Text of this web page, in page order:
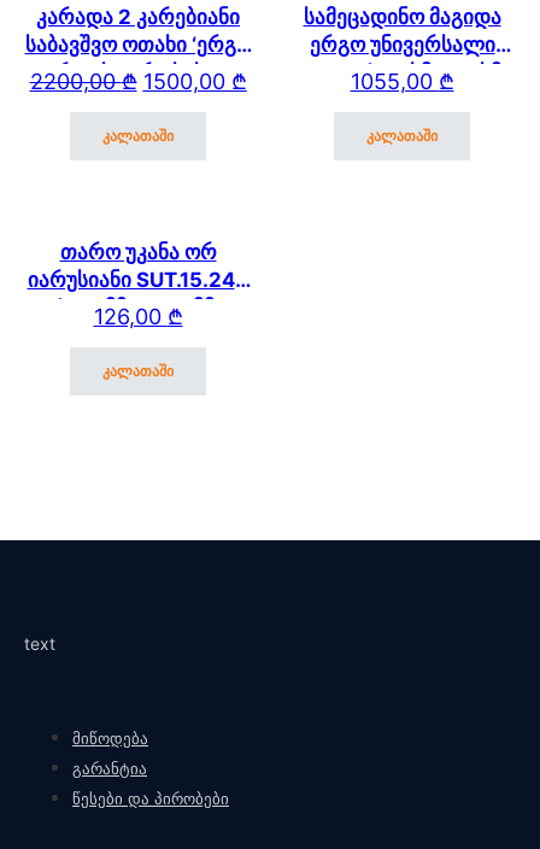
კარადა 2 კარებიანი
საბავშვო ოთახი ‘ერგო
ვარდისფერი სახლი’
2200,00₾Original price was: 2200,00 ₾.
1500,00 ₾
Current price is: 1500,00 ₾.
კალათაში
სამეცადინო მაგიდა
ერგო უნივერსალი
SUT.17 (120სმ * 61 სმ)
1055,00 ₾
კალათაში
თარო უკანა ორ
იარუსიანი SUT.15.240
(600მმ * 250 მმ)
SUT.13/15/17
126,00 ₾
კალათაში
text
მიწოდება
გარანტია
წესები და პირობები